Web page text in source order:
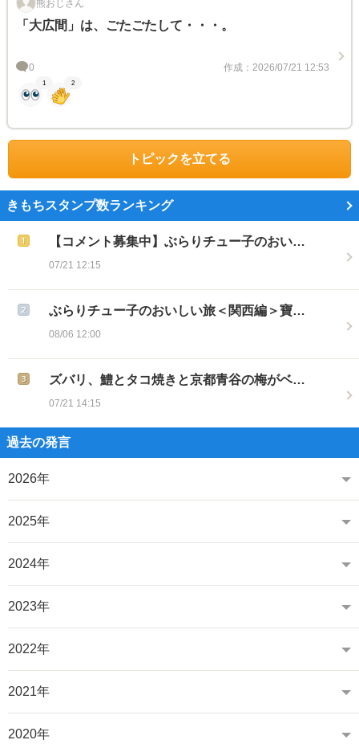
熊おじさん
「大広間」は、ごたごたして・・・。
0 作成：2026/07/21 12:53
1 2
トピックを立てる
きもちスタンプ数ランキング
【コメント募集中】ぶらりチュー子のおい…
07/21 12:15
ぶらりチュー子のおいしい旅＜関西編＞寶…
08/06 12:00
ズバリ、鱧とタコ焼きと京都青谷の梅がベ…
07/21 14:15
過去の発言
2026年
2025年
2024年
2023年
2022年
2021年
2020年